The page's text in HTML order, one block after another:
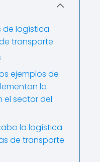
de logística
transporte
ejemplos de
la
el sector del
la logística
de transporte